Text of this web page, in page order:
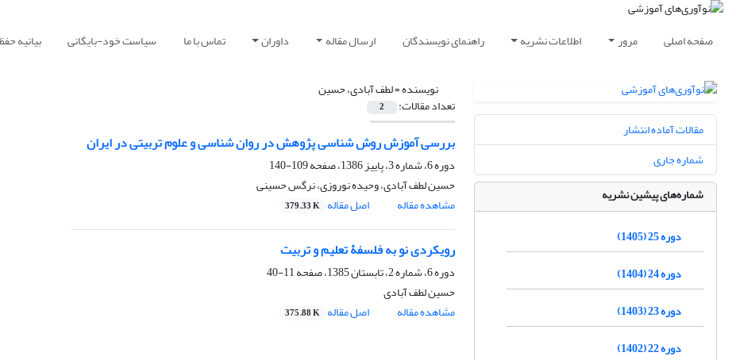
صفحه اصلی مرور اطلاعات نشریه راهنمای نویسندگان ارسال مقاله داوران تماس با ما سیاست خود-بایگانی بیانیه
نویسنده =لطف آبادی، حسین
تعداد مقالات: 2
بررسی آموزش روش شناسی پژوهش در روان شناسی و علوم تربیتی در ایران
دوره 6، شماره 3، پاییز 1386، صفحه
109-140
حسین لطف آبادی، وحیده نوروزی، نرگس حسینی
مشاهده مقاله
اصل مقاله 379.33 K
رویکردی نو به فلسفۀ تعلیم و تربیت
دوره 6، شماره 2، تابستان 1385، صفحه
11-40
حسین لطف آبادی
مشاهده مقاله
اصل مقاله 375.88 K
مقالات آماده انتشار
شماره جاری
شماره‌های پیشین نشریه
دوره 25 (1405)
دوره 24 (1404)
دوره 23 (1403)
دوره 22 (1402)